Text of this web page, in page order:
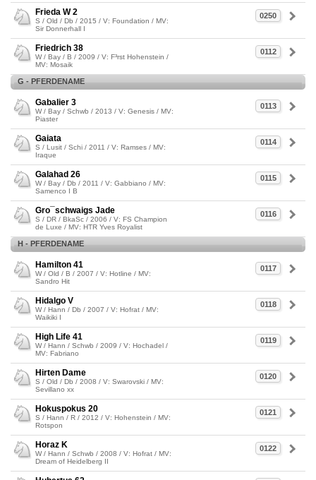
0250
Frieda W 2
S / Old / Db / 2015 / V: Foundation / MV:
Sir Donnerhall I
0112
Friedrich 38
W / Bay / B / 2009 / V: F³rst Hohenstein /
MV: Mosaik
G - PFERDENAME
0113
Gabalier 3
W / Bay / Schwb / 2013 / V: Genesis / MV:
Piaster
0114
Gaiata
S / Lusit / Schi / 2011 / V: Ramses / MV:
Iraque
0115
Galahad 26
W / Bay / Db / 2011 / V: Gabbiano / MV:
Samenco I B
0116
Gro¯schwaigs Jade
S / DR / BkaSc / 2006 / V: FS Champion
de Luxe / MV: HTR Yves Royalist
H - PFERDENAME
0117
Hamilton 41
W / Old / B / 2007 / V: Hotline / MV:
Sandro Hit
0118
Hidalgo V
W / Hann / Db / 2007 / V: Hofrat / MV:
Waikiki I
0119
High Life 41
W / Hann / Schwb / 2009 / V: Hochadel /
MV: Fabriano
0120
Hirten Dame
S / Old / Db / 2008 / V: Swarovski / MV:
Sevillano xx
0121
Hokuspokus 20
S / Hann / R / 2012 / V: Hohenstein / MV:
Rotspon
0122
Horaz K
W / Hann / Schwb / 2008 / V: Hofrat / MV:
Dream of Heidelberg II